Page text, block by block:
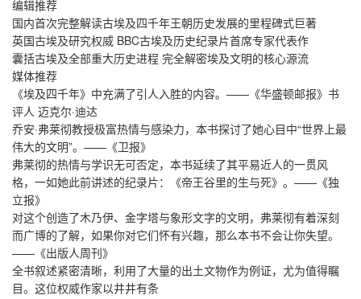
编辑推荐
国内首次完整解读古埃及四千年王朝历史发展的里程碑式巨著
英国古埃及研究权威 BBC古埃及历史纪录片首席专家代表作
囊括古埃及全部重大历史进程 完全解密埃及文明的核心源流
媒体推荐
《埃及四千年》中充满了引人入胜的内容。——《华盛顿邮报》书
评人 迈克尔·迪达
乔安·弗莱彻教授极富热情与感染力，本书探讨了她心目中“世界上最
伟大的文明”。——《卫报》
弗莱彻的热情与学识无可否定，本书延续了其平易近人的一贯风
格，一如她此前讲述的纪录片：《帝王谷里的生与死》。——《独
立报》
对这个创造了木乃伊、金字塔与象形文字的文明，弗莱彻有着深刻
而广博的了解，如果你对它们怀有兴趣，那么本书不会让你失望。
——《出版人周刊》
全书叙述紧密清晰，利用了大量的出土文物作为例证，尤为值得瞩
目。这位权威作家以井井有条